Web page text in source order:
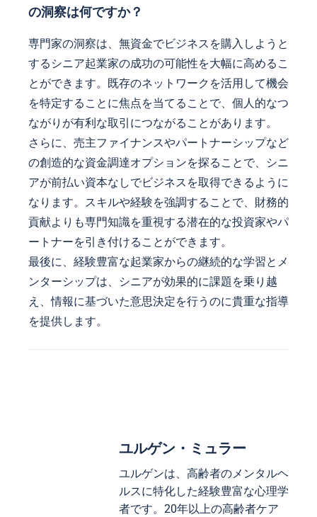
の洞察は何ですか？
専門家の洞察は、無資金でビジネスを購入しようと
するシニア起業家の成功の可能性を大幅に高めるこ
とができます。既存のネットワークを活用して機会
を特定することに焦点を当てることで、個人的なつ
ながりが有利な取引につながることがあります。
さらに、売主ファイナンスやパートナーシップなど
の創造的な資金調達オプションを探ることで、シニ
アが前払い資本なしでビジネスを取得できるように
なります。スキルや経験を強調することで、財務的
貢献よりも専門知識を重視する潜在的な投資家やパ
ートナーを引き付けることができます。
最後に、経験豊富な起業家からの継続的な学習とメ
ンターシップは、シニアが効果的に課題を乗り越
え、情報に基づいた意思決定を行うのに貴重な指導
を提供します。
ユルゲン・ミュラー
ユルゲンは、高齢者のメンタルヘ
ルスに特化した経験豊富な心理学
者です。20年以上の高齢者ケア